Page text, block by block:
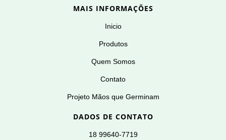
MAIS INFORMAÇÕES
Inicio
Produtos
Quem Somos
Contato
Projeto Mãos que Germinam
DADOS DE CONTATO
18 99640-7719